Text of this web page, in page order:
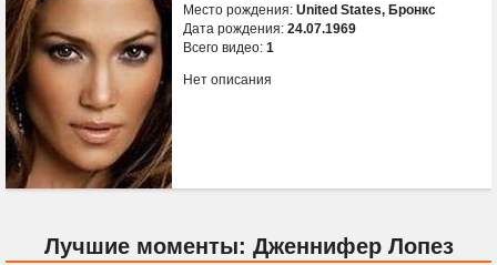
Место рождения: United States, Бронкс
Дата рождения: 24.07.1969
Всего видео: 1
Нет описания
Лучшие моменты: Дженнифер Лопез